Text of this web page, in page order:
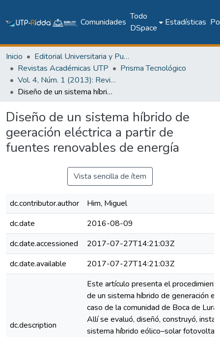
Comunidades
Todo
DSpace
Estadísticas
Inicio
Editorial Universitaria y Publicaciones Seriadas
Revistas Académicas UTP
Prisma Tecnológico
Vol. 4, Núm. 1 (2013): Revista Prisma Tecnológico
Diseño de un sistema híbrido de geeración eléctrica a partir de fuentes renovables de energía
Diseño de un sistema híbrido de
geeración eléctrica a partir de
fuentes renovables de energía
Vista sencilla de ítem
dc.contributor.author
Him, Miguel
dc.date
2016-08-09
dc.date.accessioned
2017-07-27T14:21:03Z
dc.date.available
2017-07-27T14:21:03Z
dc.description
Este artículo presenta el
de un sistema híbrido de generación
caso de la comunidad de Boca de
Allí se evaluó, diseñó, construyó,
sistema híbrido eólico–solar